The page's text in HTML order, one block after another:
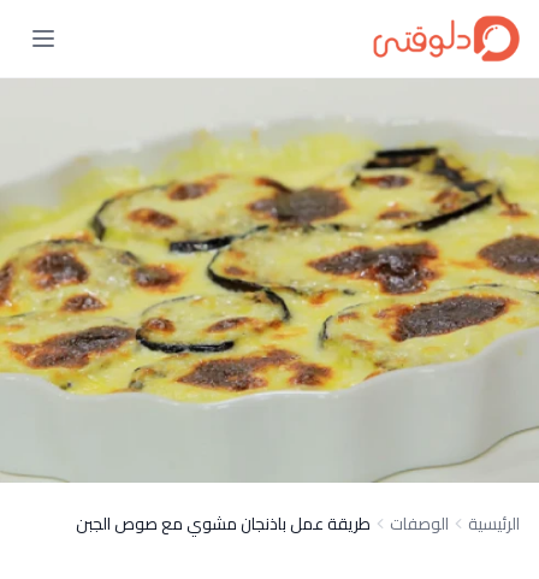
الرئيسية الوصفات طريقة عمل باذنجان مشوي مع صوص الجبن